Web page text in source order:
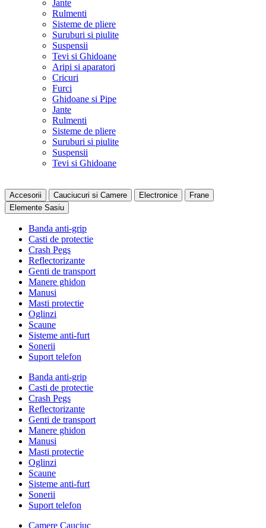
Jante
Rulmenti
Sisteme de pliere
Suruburi si piulite
Suspensii
Tevi si Ghidoane
Aripi si aparatori
Cricuri
Furci
Ghidoane si Pipe
Jante
Rulmenti
Sisteme de pliere
Suruburi si piulite
Suspensii
Tevi si Ghidoane
Accesorii Cauciucuri si Camere Electronice
Frane
Elemente Sasiu
Banda anti-grip
Casti de protectie
Crash Pegs
Reflectorizante
Genti de transport
Manere ghidon
Manusi
Masti protectie
Oglinzi
Scaune
Sisteme anti-furt
Sonerii
Suport telefon
Banda anti-grip
Casti de protectie
Crash Pegs
Reflectorizante
Genti de transport
Manere ghidon
Manusi
Masti protectie
Oglinzi
Scaune
Sisteme anti-furt
Sonerii
Suport telefon
Camere Cauciuc